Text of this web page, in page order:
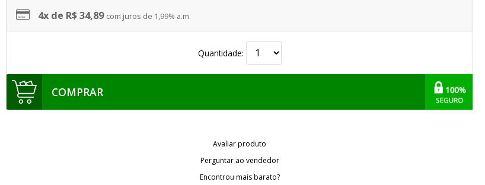
4x de R$ 34,89 com juros de 1,99% a.m.
Quantidade:
COMPRAR
Avaliar produto
Perguntar ao vendedor
Encontrou mais barato?